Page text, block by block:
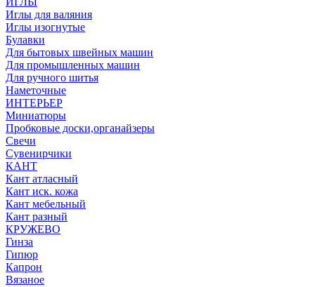
Иглы для валяния
Иглы изогнутые
Булавки
Для бытовых швейных машин
Для промышленных машин
Для ручного шитья
Наметочные
ИНТЕРЬЕР
Миниатюры
Пробковые доски,органайзеры
Свечи
Сувенирчики
КАНТ
Кант атласный
Кант иск. кожа
Кант мебельный
Кант разный
КРУЖЕВО
Гинза
Гипюр
Капрон
Вязаное